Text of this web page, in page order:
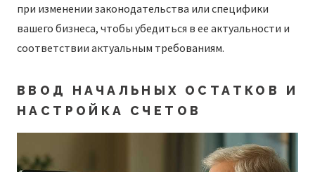
при изменении законодательства или специфики
вашего бизнеса, чтобы убедиться в ее актуальности и
соответствии актуальным требованиям.
ВВОД НАЧАЛЬНЫХ ОСТАТКОВ И
НАСТРОЙКА СЧЕТОВ